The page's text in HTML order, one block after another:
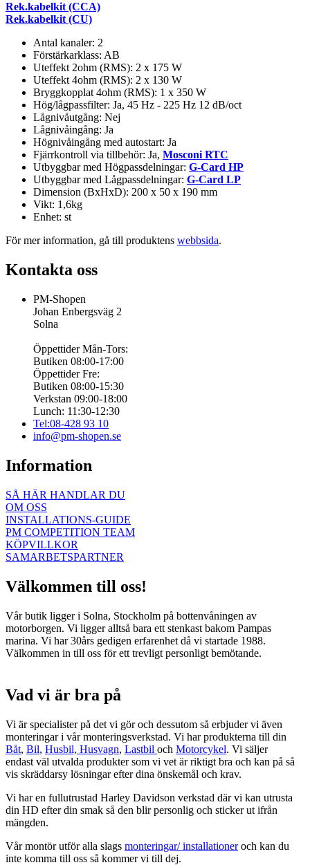
Rek.kabelkit (CCA)
Rek.kabelkit (CU)
Antal kanaler: 2
Förstärkarklass: AB
Uteffekt 2ohm (RMS): 2 x 175 W
Uteffekt 4ohm (RMS): 2 x 130 W
Bryggkopplat 4ohm (RMS): 1 x 350 W
Hög/lågpassfilter: Ja, 45 Hz - 225 Hz 12 dB/oct
Lågnivåutgång: Nej
Lågnivåingång: Ja
Högnivåingång med autostart: Ja
Fjärrkontroll via tillbehör: Ja, Mosconi RTC
Utbyggbar med Högpassdelningar: G-Card HP
Utbyggbar med Lågpassdelningar: G-Card LP
Dimension (BxHxD): 200 x 50 x 190 mm
Vikt: 1,6kg
Enhet: st
För mer information, gå till produktens webbsida.
Kontakta oss
PM-Shopen
Johan Enbergsväg 2
Solna
Öppettider Mån-Tors:
Butiken 08:00-17:00
Öppettider Fre:
Butiken 08:00-15:30
Verkstan 09:00-18:00
Lunch: 11:30-12:30
Tel:08-428 93 10
info@pm-shopen.se
Information
SÅ HÄR HANDLAR DU
OM OSS
INSTALLATIONS-GUIDE
PM COMPETITION TEAM
KÖPVILLKOR
SAMARBETSPARTNER
Välkommen till oss!
Vår butik ligger i Solna, Stockholm på bottenvåningen av
motorborgen. Vi ligger alltså bara ett stenkast bakom Pampas
marina. Vi har 30års gedigen erfarenhet då vi startade 1988.
Välkommen in till oss för ett trevligt personligt bemötande.
Vad vi är bra på
Vi är specialister på det vi gör och dessutom så erbjuder vi även
monteringar i vår monteringsverkstad. Vi har produkterna till din
Båt, Bil, Husbil, Husvagn, Lastbil och Motorcykel. Vi säljer
endast väl utvalda produkter som vi vet är riktigt bra och kan på så
vis skräddarsy lösningar efter dina önskemål och krav.
Vi har en fullutrustad Harley Davidson verkstad där vi kan utrusta
din HD efter din smak så den blir personlig och sticker ut ifrån
mängden.
Vår montör utför alla slags monteringar/ installationeroch kan du
inte komma till oss så kommer vi till dej.